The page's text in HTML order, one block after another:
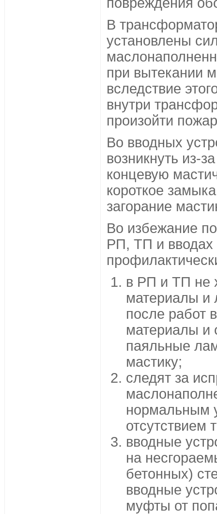
В
установлены
при вытекании
вследствие
внутри
произойти
Во вводных
возникнуть из-
концевую
короткое
загорание
Во избежание
РП, ТП и
в РП и ТП не
материалы и
после работ
материалы и
паяльные
мастику;
следят за
нормальным
отсутствием
вводные
на
бетонных)
вводные
муфты от